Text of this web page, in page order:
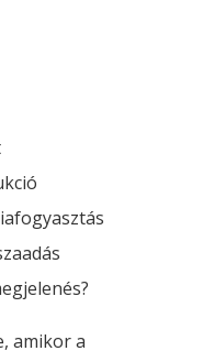
amikor a